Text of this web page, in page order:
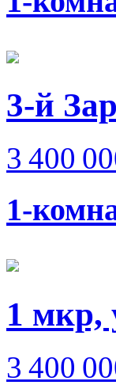
3-й
3 400
1-
1 мкр,
3 400